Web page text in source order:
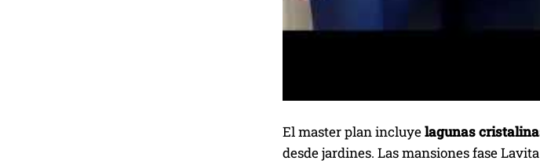
El master plan incluyelagunas
desde jardines. Las mansiones fase